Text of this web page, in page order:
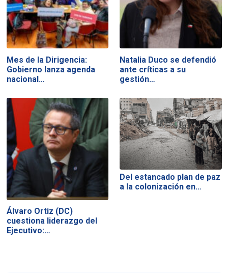
Mes de la Dirigencia:
Gobierno lanza agenda
nacional…
Natalia Duco se defendió
ante críticas a su
gestión…
Álvaro Ortiz (DC)
cuestiona liderazgo del
Ejecutivo:…
Del estancado plan de paz
a la colonización en…